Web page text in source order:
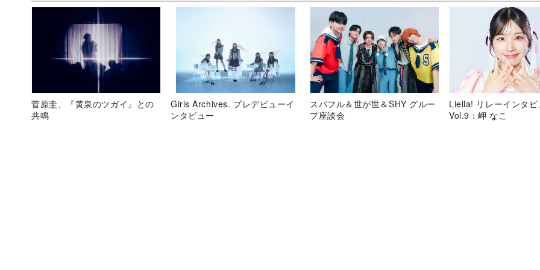
菅原圭、『黄泉のツガイ』との
共鳴
Girls Archives. プレデビューイ
ンタビュー
スパフル＆世が世＆SHY グルー
プ座談会
Liella! リレーインタビ
Vol.9：岬 なこ